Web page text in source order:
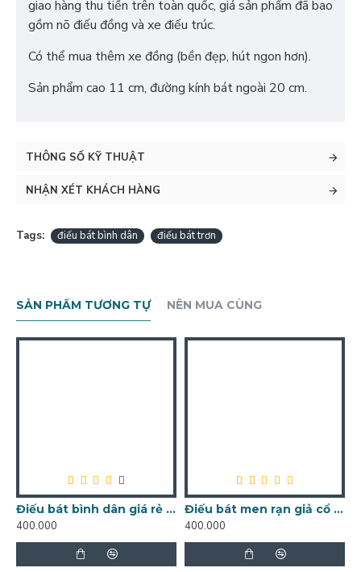
giao hàng thu tiền trên toàn quốc, giá sản phẩm đã bao
gồm nõ điếu đồng và xe điếu trúc.
Có thể mua thêm xe đồng (bền đẹp, hút ngon hơn).
Sản phẩm cao 11 cm, đường kính bát ngoài 20 cm.
THÔNG SỐ KỸ THUẬT
NHẬN XÉT KHÁCH HÀNG
Tags: điếu bát bình dân điếu bát trơn
SẢN PHẨM TƯƠNG TỰ NÊN MUA CÙNG
Điếu bát bình dân giá rẻ đen bóng DB05
400.000
Điếu bát men rạn giả cổ DB14
400.000